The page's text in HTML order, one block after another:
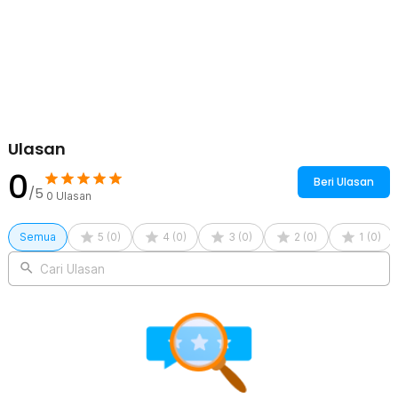
Ulasan
0/5 0 Ulasan
Beri Ulasan
Semua 5 (0) 4 (0) 3 (0) 2 (0) 1 (0)
Cari Ulasan